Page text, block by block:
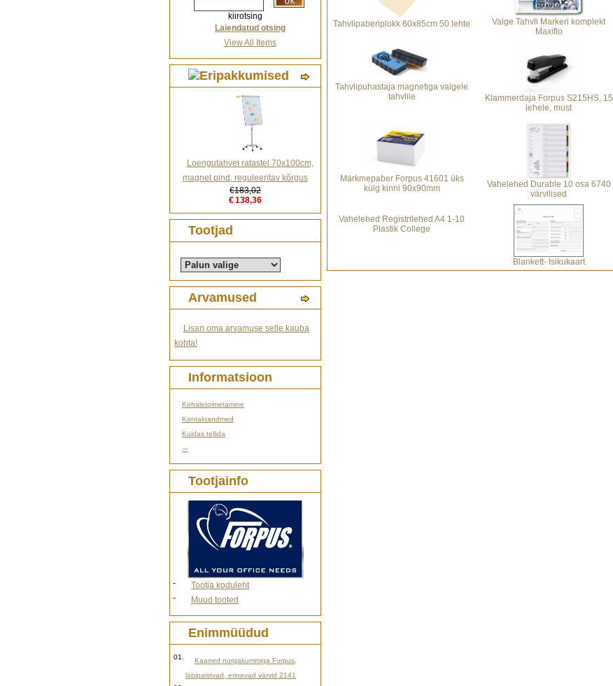
kiirotsing
Laiendatud otsing
View All Items
Loengutahvel ratastel 70x100cm,
magnet pind, reguleeritav kõrgus
€183,02
€138,36
Tootjad
Arvamused
Lisan oma arvamuse selle kauba
kohta!
Informatsioon
Kohaletoimetamine
Kontaktandmed
Kuidas tellida
---
Tootjainfo
-
Tootja koduleht
-
Muud tooted
Enimmüüdud
01.
Kaaned nurgakummiga Forpus,
läbipaistvad, erinevad värvid 2141
Tahvlipaberiplokk 60x85cm 50 lehte
Valge Tahvli Markeri komplekt
Maxiflo
Tahvlipuhastaja magnetiga valgele
tahvlile
Klammerdaja Forpus S215HS, 15
lehele, must
Märkmepaber Forpus 41601 üks
külg kinni 90x90mm
Vahelehed Durable 10 osa 6740
värvilised
Vahelehed Registrilehed A4 1-10
Plastik College
Blankett- Isikukaart